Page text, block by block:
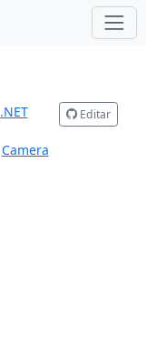
.NET
Camera
Editar